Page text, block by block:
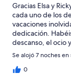
Gracias Elsa y
cada uno de los
vacaciones
dedicación.
descanso, el ocio
magnífica piscina,
Deseando volver!
Se alojó 7 noches
0